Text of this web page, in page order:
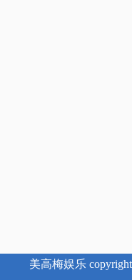
美高梅娱乐